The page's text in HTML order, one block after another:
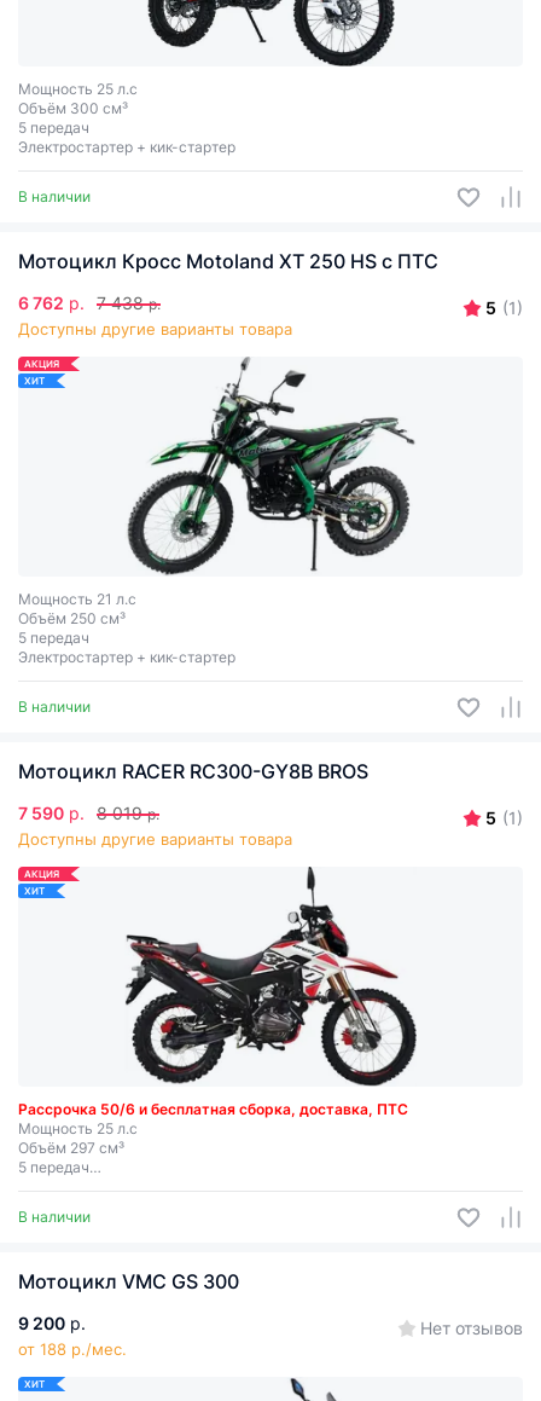
Мощность 25 л.с
Объём 300 см³
5 передач
Электростартер + кик-стартер
В наличии
Мотоцикл Кросс Motoland XT 250 HS с ПТС
6 762 р. 7 438 р.
Доступны другие варианты товара
5 (1)
АКЦИЯ
ХИТ
Мощность 21 л.с
Объём 250 см³
5 передач
Электростартер + кик-стартер
В наличии
Мотоцикл RACER RC300-GY8B BROS
7 590 р. 8 019 р.
Доступны другие варианты товара
5 (1)
АКЦИЯ
ХИТ
Рассрочка 50/6 и бесплатная сборка, доставка, ПТС
Мощность 25 л.с
Объём 297 см³
5 передач
Электростартер + кик-стартер
В наличии
Мотоцикл VMC GS 300
9 200 р.
от 188 р./мес.
Нет отзывов
ХИТ